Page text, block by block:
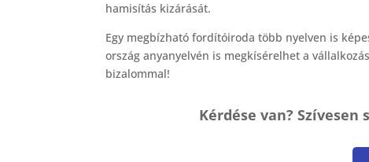
hamisítás kizárását.
Egy megbízható fordítóiroda több nyelven is
ország anyanyelvén is megkísérelhet a
bizalommal!
Kérdése van?